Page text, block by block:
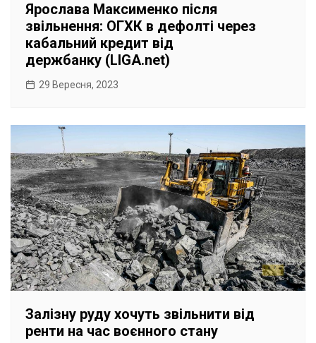
Ярослава Максименко після
звільнення: ОГХК в дефолті через
кабальний кредит від
держбанку (LIGA.net)
29 Вересня, 2023
Залізну руду хочуть звільнити від
ренти на час воєнного стану